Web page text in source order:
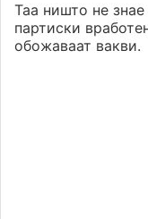
Таа ништо не
партиски
обожаваат вакви.